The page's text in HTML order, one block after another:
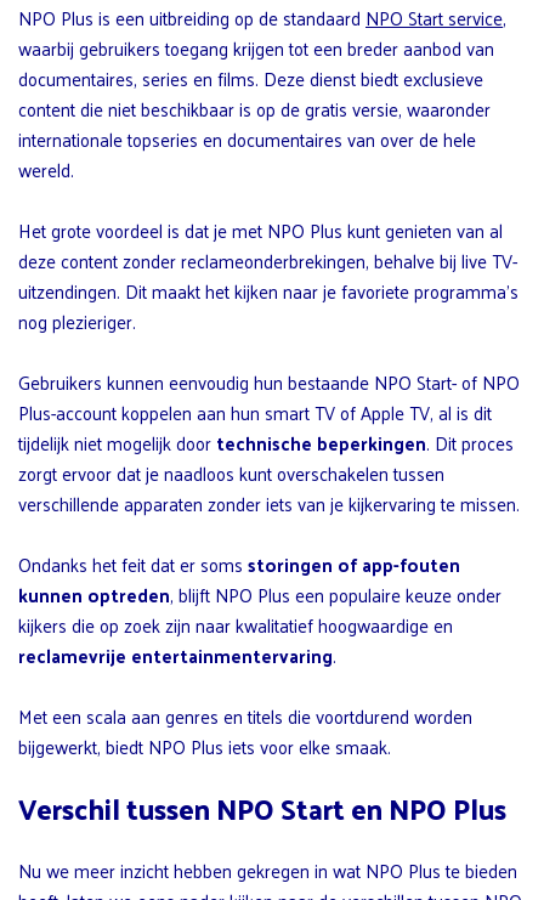
NPO Plus is een uitbreiding op de standaard NPO Start service,
waarbij gebruikers toegang krijgen tot een breder aanbod van
documentaires, series en films. Deze dienst biedt exclusieve
content die niet beschikbaar is op de gratis versie, waaronder
internationale topseries en documentaires van over de hele
wereld.
Het grote voordeel is dat je met NPO Plus kunt genieten van al
deze content zonder reclameonderbrekingen, behalve bij live TV-
uitzendingen. Dit maakt het kijken naar je favoriete programma’s
nog plezieriger.
Gebruikers kunnen eenvoudig hun bestaande NPO Start- of NPO
Plus-account koppelen aan hun smart TV of Apple TV, al is dit
tijdelijk niet mogelijk doortechnische beperkingen. Dit proces
zorgt ervoor dat je naadloos kunt overschakelen tussen
verschillende apparaten zonder iets van je kijkervaring te missen.
Ondanks het feit dat er somsstoringen of app-fouten
kunnen optreden, blijft NPO Plus een populaire keuze onder
kijkers die op zoek zijn naar kwalitatief hoogwaardige en
reclamevrije entertainmentervaring.
Met een scala aan genres en titels die voortdurend worden
bijgewerkt, biedt NPO Plus iets voor elke smaak.
Verschil tussen NPO Start en NPO Plus
Nu we meer inzicht hebben gekregen in wat NPO Plus te bieden